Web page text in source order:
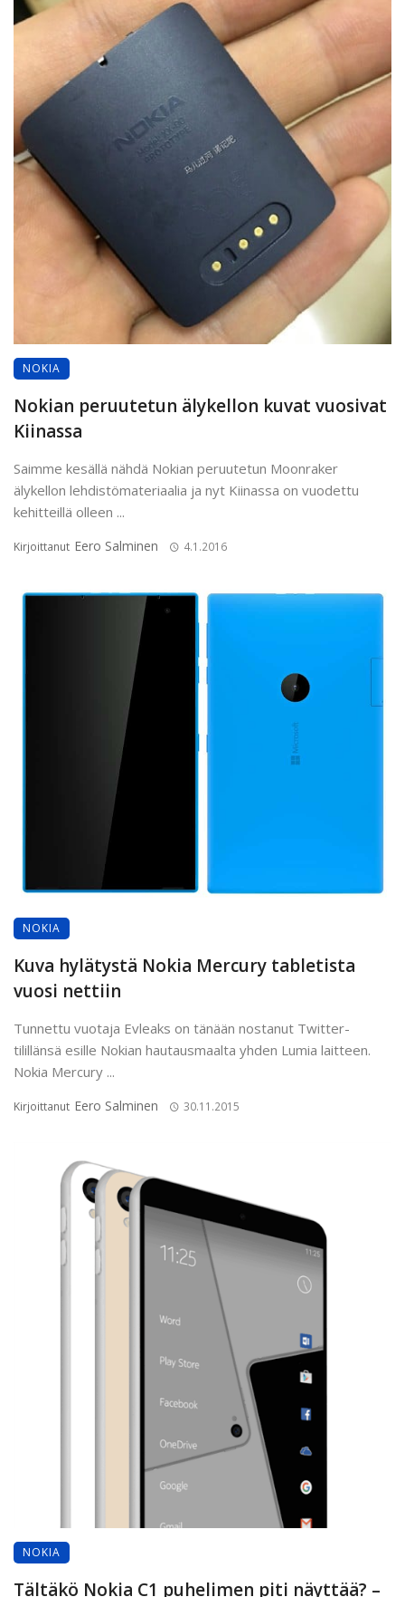
NOKIA
Nokian peruutetun älykellon kuvat vuosivat
Kiinassa
Saimme kesällä nähdä Nokian peruutetun Moonraker
älykellon lehdistömateriaalia ja nyt Kiinassa on vuodettu
kehitteillä olleen ...
Kirjoittanut Eero Salminen 4.1.2016
NOKIA
Kuva hylätystä Nokia Mercury tabletista
vuosi nettiin
Tunnettu vuotaja Evleaks on tänään nostanut Twitter-
tilillänsä esille Nokian hautausmaalta yhden Lumia laitteen.
Nokia Mercury ...
Kirjoittanut Eero Salminen 30.11.2015
NOKIA
Tältäkö Nokia C1 puhelimen piti näyttää? –